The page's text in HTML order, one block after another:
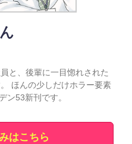
と、後輩に一目惚れされた
ほんの少しだけホラー要素
ン53新刊です。
はこちら